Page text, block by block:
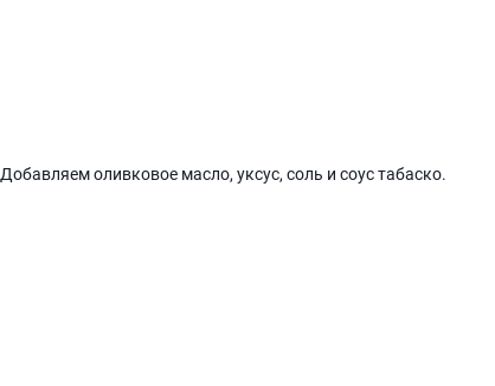
Добавляем оливковое масло, уксус, соль и соус табаско.